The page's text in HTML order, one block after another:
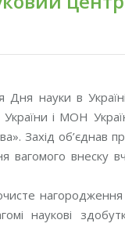
науки в
і МОН
Захід об’єднав
вагомого внеску
наукові